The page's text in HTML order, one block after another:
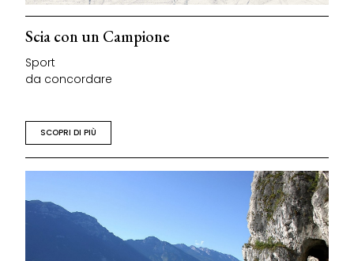
Scia con un Campione
Sport
da concordare
SCOPRI DI PIÙ